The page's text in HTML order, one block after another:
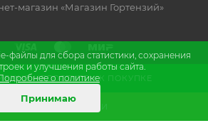
НЕДОСТУПЕН К ПОКУПКЕ
О ПОСТУПЛЕНИИ
магазин «Магазин Гортензий»
продвижение сайта
файлы для сбора статистики, сохранения
и улучшения работы сайта.
о политике
Принимаю